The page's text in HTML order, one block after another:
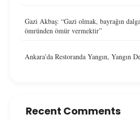
Gazi Akbaş: “Gazi olmak, bayrağın
ömründen ömür vermektir”
Ankara’da Restoranda Yangın, Yangın
Recent Comments